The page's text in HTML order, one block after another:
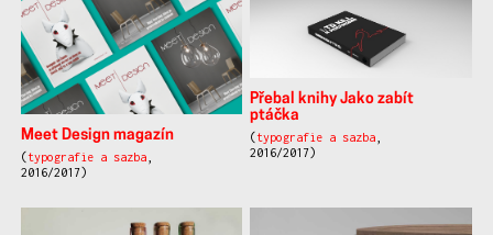
Meet Design magazín
(typografie a sazba,
2016/2017)
Přebal knihy Jako zabít
ptáčka
(typografie a sazba
2016/2017)